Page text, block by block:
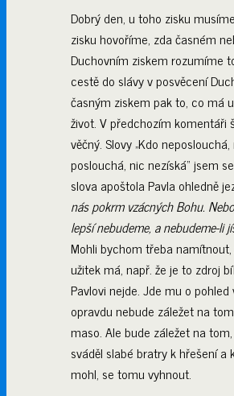
Dobrý den, u toho zisku
zisku hovoříme, zda časném
Duchovním ziskem rozumíme
cestě do slávy v posvěcení
časným ziskem pak to, co má
život. V předchozím komentáři
věčný. Slovy „Kdo
poslouchá, nic nezíská“ jsem
slova apoštola Pavla ohledně
nás pokrm vzácných Bohu.
lepší nebudeme, a nebudeme-li
Mohli bychom třeba
užitek má, např. že je to zdroj
Pavlovi nejde. Jde mu o
opravdu nebude záležet na
maso. Ale bude záležet na
sváděl slabé bratry k hřešení a
mohl, se tomu vyhnout.